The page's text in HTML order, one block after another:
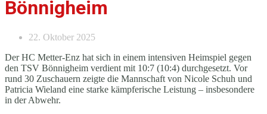
Bönnigheim
22. Oktober 2025
Der HC Metter-Enz hat sich in einem intensiven Heimspiel gegen
den TSV Bönnigheim verdient mit 10:7 (10:4) durchgesetzt. Vor
rund 30 Zuschauern zeigte die Mannschaft von Nicole Schuh und
Patricia Wieland eine starke kämpferische Leistung – insbesondere
in der Abwehr.